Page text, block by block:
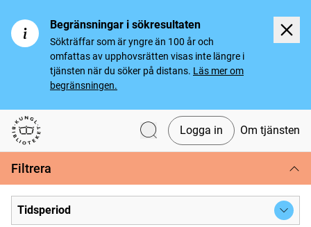
Begränsningar i sökresultaten
Sökträffar som är yngre än 100 år och
omfattas av upphovsrätten visas inte längre i
tjänsten när du söker på distans. Läs mer om
begränsningen.
Svenska tidningar
Logga in Om tjänsten
Filtrera
Tidsperiod